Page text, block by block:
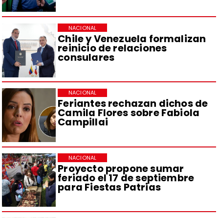
Chile y Venezuela formalizan
reinicio de relaciones
consulares
NACIONAL
Feriantes rechazan dichos de
Camila Flores sobre Fabiola
Campillai
NACIONAL
Proyecto propone sumar
feriado el 17 de septiembre
para Fiestas Patrias
NACIONAL